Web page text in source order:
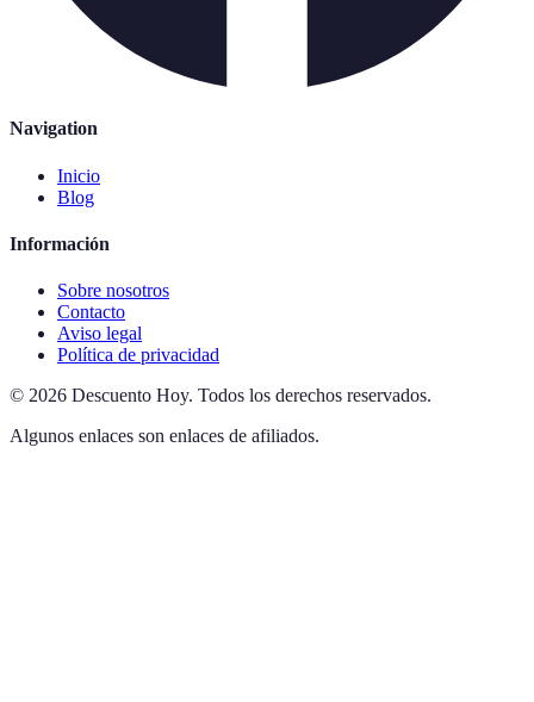
Navigation
Inicio
Blog
Información
Sobre nosotros
Contacto
Aviso legal
Política de privacidad
© 2026 Descuento Hoy. Todos los derechos reservados.
Algunos enlaces son enlaces de afiliados.